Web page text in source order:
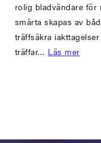
rolig bladvändare för
smärta skapas av
träffsäkra
träffar… Läs mer